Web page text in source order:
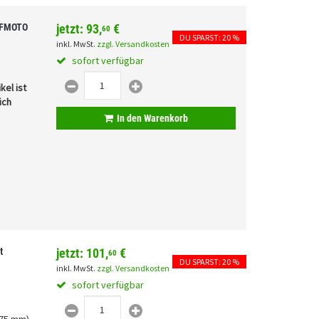
ist
jetzt: 93,60 €
DU SPARST: 20 %
inkl. MwSt. zzgl. Versandkosten
sofort verfügbar
In den Warenkorb
jetzt: 101,60 €
DU SPARST: 20 %
inkl. MwSt. zzgl. Versandkosten
sofort verfügbar